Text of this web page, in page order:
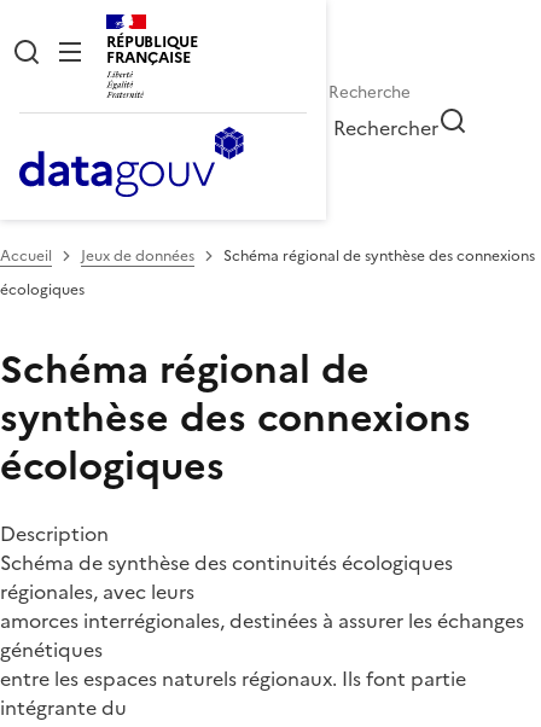
RÉPUBLIQUE
FRANÇAISE
Rechercher
Accueil Jeux de données
Schéma régional de synthèse des connexions
écologiques
Schéma régional de
synthèse des connexions
écologiques
Description
Schéma de synthèse des continuités écologiques
régionales, avec leurs
amorces interrégionales, destinées à assurer les échanges
génétiques
entre les espaces naturels régionaux. Ils font partie
intégrante du